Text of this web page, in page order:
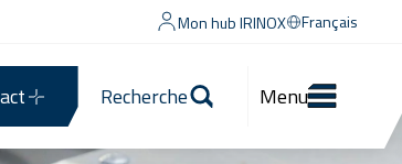
Mon hub IRINOX Français
Recherche Menu